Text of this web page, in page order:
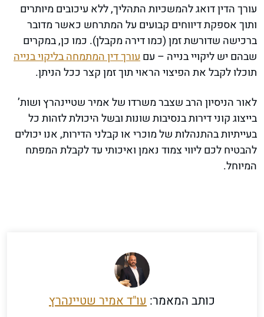
עורך הדין דואג להמשכיות התהליך, ללא עיכובים מיותרים
ותוך אספקת דיווחים קבועים על המתרחש כאשר מדובר
ברכישה שדורשת זמן (כמו דירה מקבלן). כמו כן, במקרים
שבהם יש ליקויי בנייה – עםעורך דין המתמחה בליקוי בנייה
תוכלו לקבל את הפיצוי הראוי תוך זמן קצר ככל הניתן.
לאור הניסיון הרב שצבר משרדו של אמיר שטיינהרץ ושות’
בייצוג קוני דירות בנסיבות שונות ובשל היכולת לזהות כל
בעייתיות בהתנהלות של מוכרי או קבלני הדירות, אנו יכולים
להבטיח לכם ליווי צמוד נאמן ואיכותי עד לקבלת המפתח
המיוחל.
כותב המאמר: עו"ד אמיר שטיינהרץ